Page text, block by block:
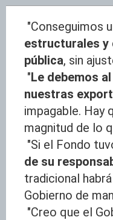
"Conseguimos
estructurales y
pública, sin
"Le debemos
nuestras
impagable. Hay
magnitud de lo
"Si el Fondo
de su
tradicional
Gobierno de
"Creo que el